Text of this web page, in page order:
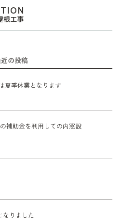
根工事
の投稿
夏季休業となります
補助金を利用しての内窓設
なりました